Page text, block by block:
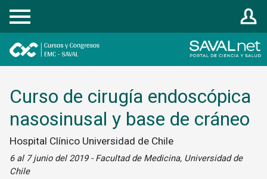
Registrarse
Curso de cirugía endoscópica
nasosinusal y base de cráneo
Hospital Clínico Universidad de Chile
6 al 7 junio del 2019 - Facultad de Medicina, Universidad de
Chile